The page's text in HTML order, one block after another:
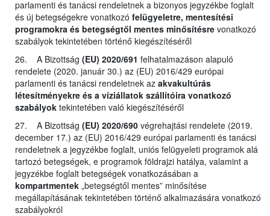
parlamenti és tanácsi rendeletnek a bizonyos jegyzékbe foglalt
és új betegségekre vonatkozó felügyeletre, mentesítési
programokra és betegségtől mentes minősítésre vonatkozó
szabályok tekintetében történő kiegészítéséről
26. A Bizottság (EU) 2020/691 felhatalmazáson alapuló
rendelete (2020. január 30.) az (EU) 2016/429 európai
parlamenti és tanácsi rendeletnek az akvakultúrás
létesítményekre és a víziállatok szállítóira vonatkozó
szabályok tekintetében való kiegészítéséről
27. A Bizottság (EU) 2020/690 végrehajtási rendelete (2019.
december 17.) az (EU) 2016/429 európai parlamenti és tanácsi
rendeletnek a jegyzékbe foglalt, uniós felügyeleti programok alá
tartozó betegségek, e programok földrajzi hatálya, valamint a
jegyzékbe foglalt betegségek vonatkozásában a
kompartmentek „betegségtől mentes” minősítése
megállapításának tekintetében történő alkalmazására vonatkozó
szabályokról